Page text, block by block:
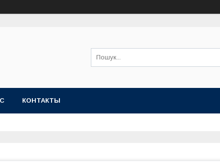
КОНТАКТЫ